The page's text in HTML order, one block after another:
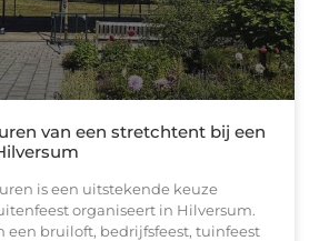
van een stretchtent bij een
is een uitstekende keuze
organiseert in Hilversum.
een bruiloft, bedrijfsfeest, tuinfeest